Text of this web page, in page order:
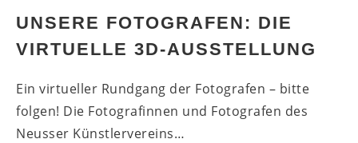
UNSERE FOTOGRAFEN: DIE
VIRTUELLE 3D-AUSSTELLUNG
Ein virtueller Rundgang der Fotografen – bitte
folgen! Die Fotografinnen und Fotografen des
Neusser Künstlervereins…